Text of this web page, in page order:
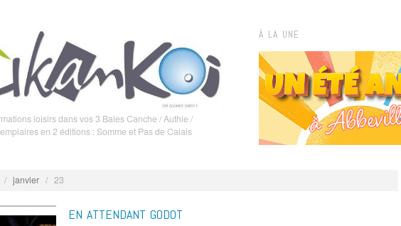
loisirs dans vos 3 Baies Canche / Authie /
en 2 éditions : Somme et Pas de Calais
À LA UNE
/ janvier / 23
EN ATTENDANT GODOT